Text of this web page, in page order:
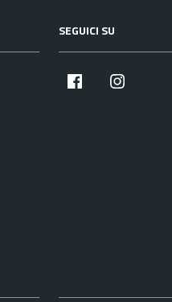
SEGUICI SU
facebook